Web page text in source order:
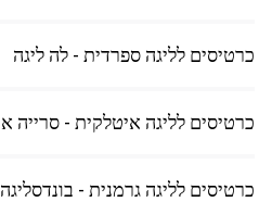
כרטיסים לליגה ספרדית - לה ליגה
כרטיסים לליגה איטלקית - סרייה א
כרטיסים לליגה גרמנית - בונדסליגה